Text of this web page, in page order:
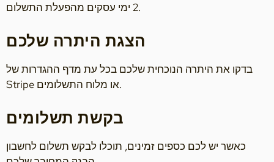
2 ימי עסקים מהפעלת התשלום.
הצגת היתרה שלכם
בדקו את היתרה הנוכחית שלכם בכל עת מדף ההגדרות של
Stripe או מלוח התשלומים.
בקשת תשלומים
כאשר יש לכם כספים זמינים, תוכלו לבקש תשלום לחשבון